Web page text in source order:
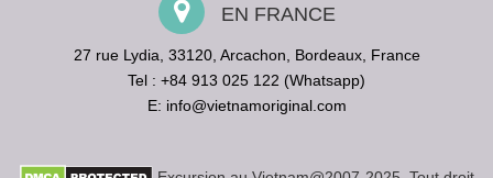
EN FRANCE
27 rue Lydia, 33120, Arcachon, Bordeaux, France
Tel : +84 913 025 122 (Whatsapp)
E: info@vietnamoriginal.com